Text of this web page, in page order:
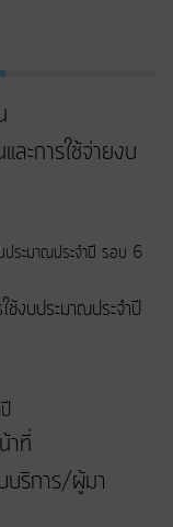
ละการใช้จ่ายงบ
ประมาณประจำปี รอบ 6
ช้งบประมาณประจำปี
าที่
บริการ/ผู้มา